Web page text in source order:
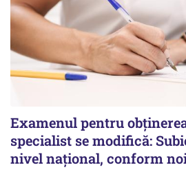
Examenul pentru
specialist se modifică:
nivel național, conform